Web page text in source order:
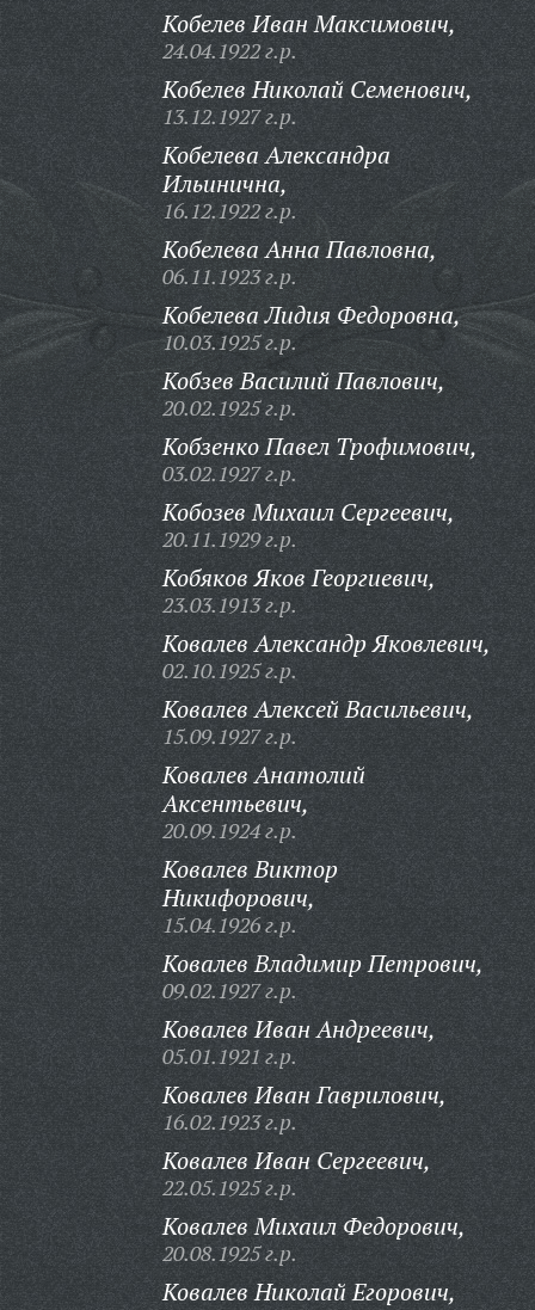
Кобелев Иван Максимович,
24.04.1922 г.р.
Кобелев Николай Семенович,
13.12.1927 г.р.
Кобелева Александра
Ильинична,
16.12.1922 г.р.
Кобелева Анна Павловна,
06.11.1923 г.р.
Кобелева Лидия Федоровна,
10.03.1925 г.р.
Кобзев Василий Павлович,
20.02.1925 г.р.
Кобзенко Павел Трофимович,
03.02.1927 г.р.
Кобозев Михаил Сергеевич,
20.11.1929 г.р.
Кобяков Яков Георгиевич,
23.03.1913 г.р.
Ковалев Александр Яковлевич,
02.10.1925 г.р.
Ковалев Алексей Васильевич,
15.09.1927 г.р.
Ковалев Анатолий
Аксентьевич,
20.09.1924 г.р.
Ковалев Виктор
Никифорович,
15.04.1926 г.р.
Ковалев Владимир Петрович,
09.02.1927 г.р.
Ковалев Иван Андреевич,
05.01.1921 г.р.
Ковалев Иван Гаврилович,
16.02.1923 г.р.
Ковалев Иван Сергеевич,
22.05.1925 г.р.
Ковалев Михаил Федорович,
20.08.1925 г.р.
Ковалев Николай Егорович,